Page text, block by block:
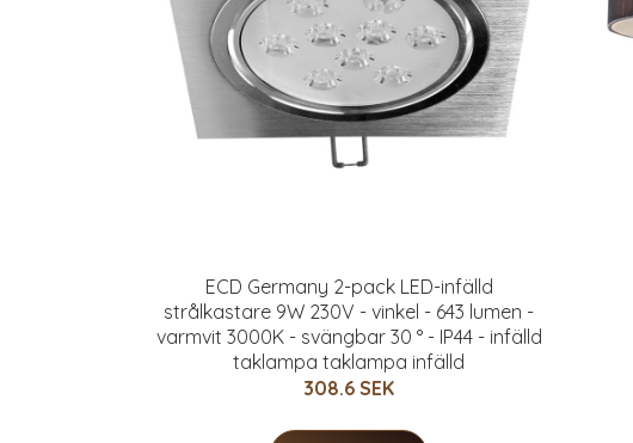
ECD Germany 2-pack LED-infälld
strålkastare 9W 230V - vinkel - 643 lumen -
varmvit 3000K - svängbar 30 ° - IP44 - infälld
taklampa taklampa infälld
308.6 SEK